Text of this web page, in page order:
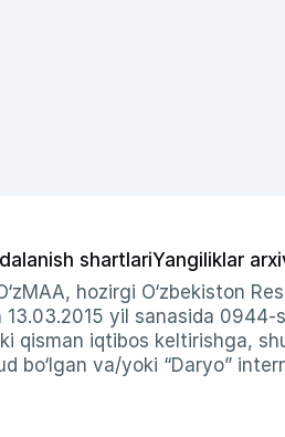
shartlariYangiliklar
hozirgi O‘zbekiston
yil sanasida
qisman iqtibos keltirishga,
va/yoki “Daryo”